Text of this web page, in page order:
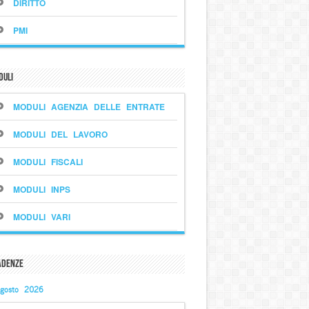
DIRITTO
PMI
MODULI AGENZIA DELLE ENTRATE
MODULI DEL LAVORO
MODULI FISCALI
MODULI INPS
MODULI VARI
2026